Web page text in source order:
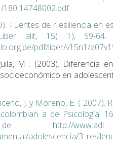
14748002.pdf.
Fuentes de r esiliencia en
alit, 15( 1), 59-64.
pdf/liber/v15n1/
M . (2003). Diferencia
en
J. y Moreno, E. ( 2007).
a de Psicología.
www.adi
adolescencia/